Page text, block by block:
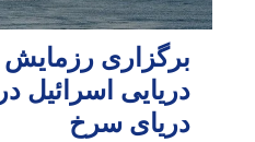
برگزاری
دریایی اسرائیل
دریای سرخ​